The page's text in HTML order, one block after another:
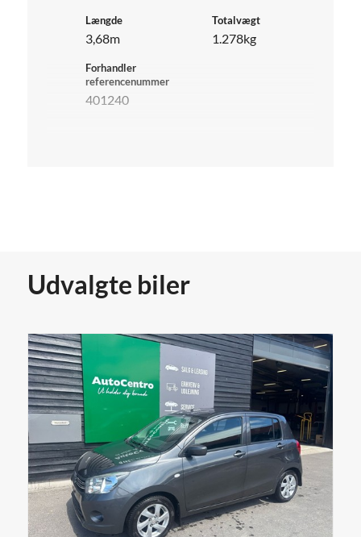
Længde
3,68m
Totalvægt
1.278kg
Forhandler
referencenummer
401240
Udvalgte biler